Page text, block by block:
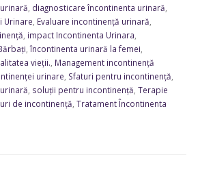
diagnosticare încontinenta urinară
Urinare Evaluare incontinență urinară
impact Incontinenta Urinara
,încontinenta urinară la femei
vieții. Management incontinență
urinare Sfaturi pentru incontinență
soluții pentru incontinență Terapie
de incontinență Tratament Încontinenta